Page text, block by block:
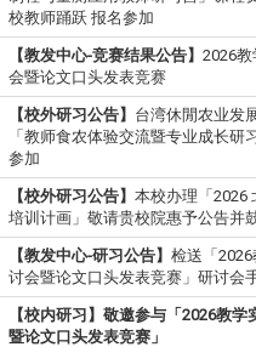
校教师踊跃 报名参加
【教发中心-竞赛结果公告】 2026
会暨论文口头发表竞赛
【校外研习公告】 台湾休閒农业发
「教师食农体验交流暨专业成长研
参加
【校外研习公告】 本校办理「2026
培训计画」敬请贵校院惠予公告并
【教发中心-研习公告】 检送「
讨会暨论文口头发表竞赛」研讨会
【校内研习】敬邀参与「2026教
暨论文口头发表竞赛」